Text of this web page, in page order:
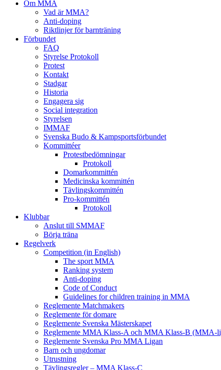
Om MMA
Vad är MMA?
Anti-doping
Riktlinjer för barnträning
Förbundet
FAQ
Styrelse Protokoll
Protest
Kontakt
Stadgar
Historia
Engagera sig
Social integration
Styrelsen
IMMAF
Svenska Budo & Kampsportsförbundet
Kommittéer
Protestbedömningar
Protokoll
Domarkommittén
Medicinska kommittén
Tävlingskommittén
Pro-kommittén
Protokoll
Klubbar
Anslut till SMMAF
Börja träna
Regelverk
Competition (in English)
The sport MMA
Ranking system
Anti-doping
Code of Conduct
Guidelines for children training in MMA
Reglemente Matchmakers
Reglemente för domare
Reglemente Svenska Mästerskapet
Reglemente MMA Klass-A och MMA Klass-B (MMA-
Reglemente Svenska Pro MMA Ligan
Barn och ungdomar
Utrustning
Tävlingsregler – MMA Klass-C